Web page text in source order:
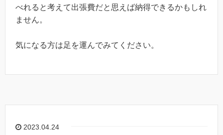
べれると考えて出張費だと思えば納得できるかもしれ
ません。
気になる方は足を運んでみてください。
2023.04.24